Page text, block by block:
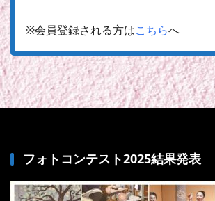
※会員登録される方はこちらへ
フォトコンテスト2025結果発表